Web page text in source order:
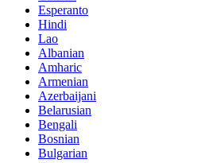
Esperanto
Hindi
Lao
Albanian
Amharic
Armenian
Azerbaijani
Belarusian
Bengali
Bosnian
Bulgarian